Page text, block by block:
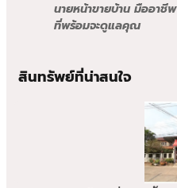
นายหน้าขายบ้าน มืออาชีพ
ที่พร้อมจะดูแลคุณ
สินทรัพย์ที่น่าสนใจ